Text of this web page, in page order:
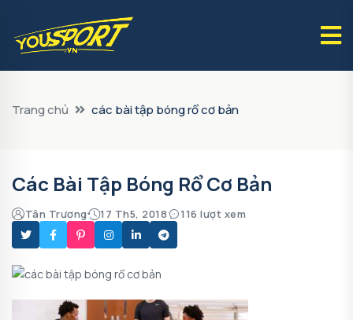
Trang chủ các bài tập bóng rổ cơ bản
Các Bài Tập Bóng Rổ Cơ Bản
Tân Trương 17 Th5, 2018 116 lượt xem